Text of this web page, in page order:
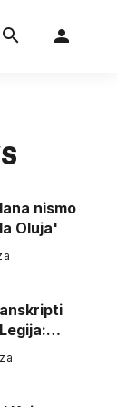
nismo
Oluja'